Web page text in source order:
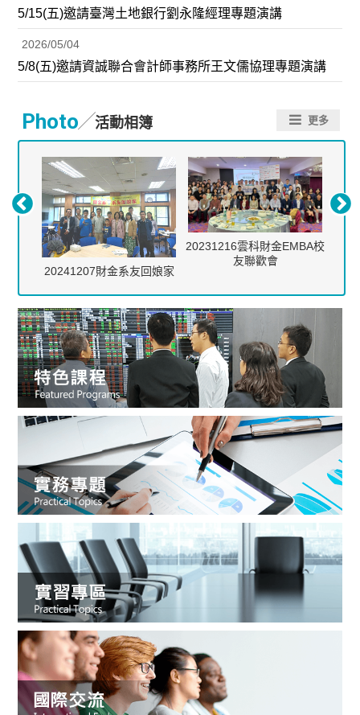
5/15(五)邀請臺灣土地銀行劉永隆經理專題演講
2026/05/04
5/8(五)邀請資誠聯合會計師事務所王文儒協理專題演講
Photo／活動相簿 更多
20241207財金系友回娘家
20231216雲科財金EMBA校
友聯歡會